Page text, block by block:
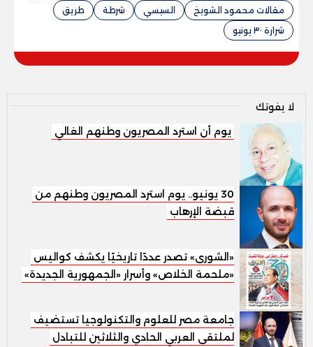
مقالات محمود الشويخ
السيسي شرطة
طريق
شرارة ٣٠ يونيو
لا يفوتك
يوم أن استرد المصريون وطنهم الغالي
30 يونيو.. يوم استرد المصريون وطنهم من
قبضة الإرهاب
«الشورى» تصدر عددًا تاريخيًا يكشف كواليس
«ملحمة الخلاص» وأسرار «الجمهورية الجديدة»
جامعة مصر للعلوم والتكنولوجيا تستضيف
الملتقى العربي الحادي والثلاثين للتبادل